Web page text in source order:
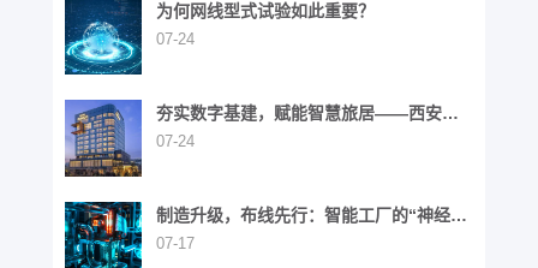
为何网线型式试验如此重要？
07-24
夯实数字基建，赋能智慧旅居——西安高
新区英迪格酒店
07-24
制造升级，布线先行：智能工厂的“神经网
络”重构之路
07-17